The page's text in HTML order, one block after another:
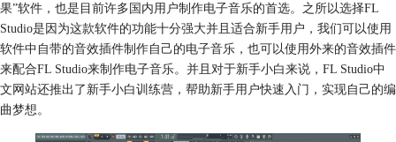
果”软件，也是目前许多国内用户制作电子音乐的首选。之所以选择FL
Studio是因为这款软件的功能十分强大并且适合新手用户，我们可以使用
软件中自带的音效插件制作自己的电子音乐，也可以使用外来的音效插件
来配合FL Studio来制作电子音乐。并且对于新手小白来说，FL Studio中
文网站还推出了新手小白训练营，帮助新手用户快速入门，实现自己的编
曲梦想。